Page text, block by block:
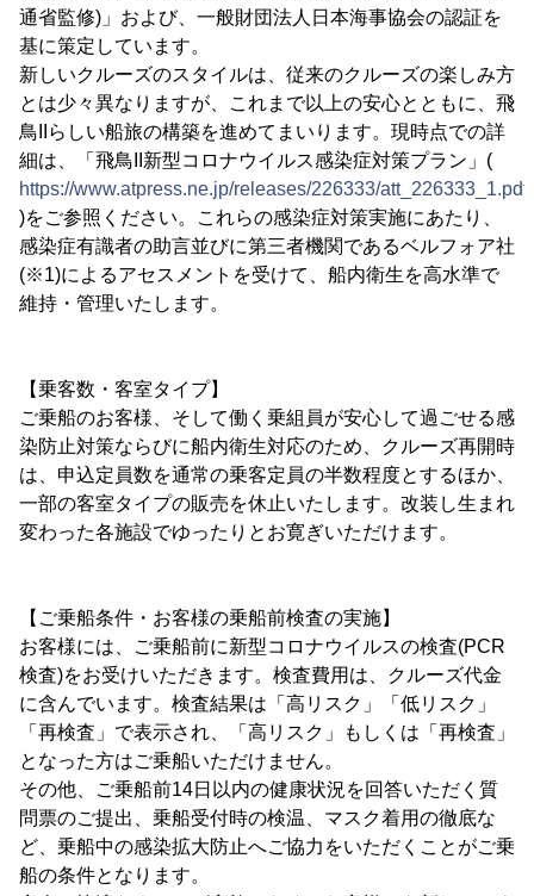
通省監修)」および、一般財団法人日本海事協会の認証を
基に策定しています。
新しいクルーズのスタイルは、従来のクルーズの楽しみ方
とは少々異なりますが、これまで以上の安心とともに、飛
鳥IIらしい船旅の構築を進めてまいります。現時点での詳
細は、「飛鳥II新型コロナウイルス感染症対策プラン」(
https://www.atpress.ne.jp/releases/226333/att_226333_1.pdf
)をご参照ください。これらの感染症対策実施にあたり、
感染症有識者の助言並びに第三者機関であるベルフォア社
(※1)によるアセスメントを受けて、船内衛生を高水準で
維持・管理いたします。
【乗客数・客室タイプ】
ご乗船のお客様、そして働く乗組員が安心して過ごせる感
染防止対策ならびに船内衛生対応のため、クルーズ再開時
は、申込定員数を通常の乗客定員の半数程度とするほか、
一部の客室タイプの販売を休止いたします。改装し生まれ
変わった各施設でゆったりとお寛ぎいただけます。
【ご乗船条件・お客様の乗船前検査の実施】
お客様には、ご乗船前に新型コロナウイルスの検査(PCR
検査)をお受けいただきます。検査費用は、クルーズ代金
に含んでいます。検査結果は「高リスク」「低リスク」
「再検査」で表示され、「高リスク」もしくは「再検査」
となった方はご乗船いただけません。
その他、ご乗船前14日以内の健康状況を回答いただく質
問票のご提出、乗船受付時の検温、マスク着用の徹底な
ど、乗船中の感染拡大防止へご協力をいただくことがご乗
船の条件となります。